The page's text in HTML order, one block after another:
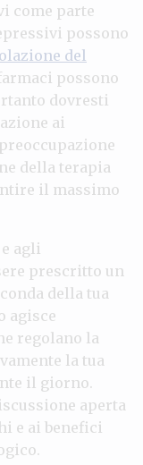
come parte
possono
del
possono
dovresti
ai
della terapia
il massimo
agli
prescritto un
della tua
agisce
regolano la
la tua
il giorno.
aperta
e ai benefici